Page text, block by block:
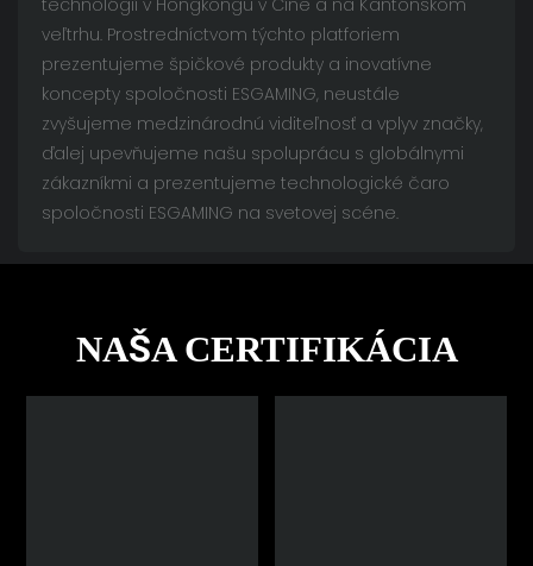
veľtrhu. Prostredníctvom týchto platforiem
prezentujeme špičkové produkty a inovatívne
koncepty spoločnosti ESGAMING, neustále
zvyšujeme medzinárodnú viditeľnosť a vplyv značky,
ďalej upevňujeme našu spoluprácu s globálnymi
zákazníkmi a prezentujeme technologické čaro
spoločnosti ESGAMING na svetovej scéne.
NAŠA CERTIFIKÁCIA